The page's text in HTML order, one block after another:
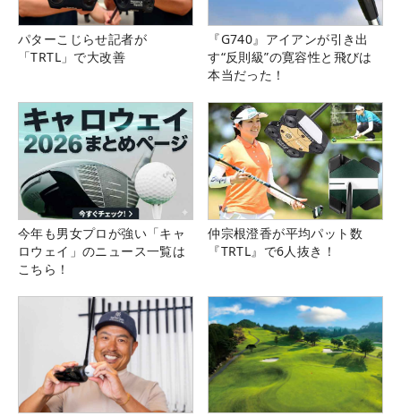
パターこじらせ記者が
「TRTL」で大改善
『G740』アイアンが引き出
す“反則級”の寛容性と飛びは
本当だった！
今年も男女プロが強い「キャ
ロウェイ」のニュース一覧は
こちら！
仲宗根澄香が平均パット数
『TRTL』で6人抜き！